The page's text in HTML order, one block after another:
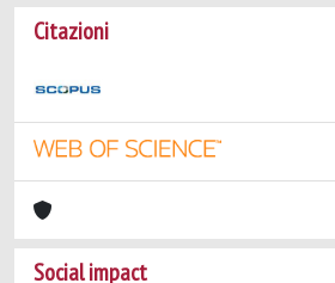
Citazioni
Social impact